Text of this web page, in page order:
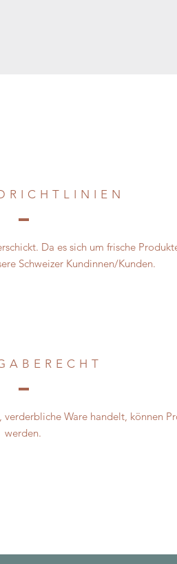
N
Da es sich um frische
Schweizer Kundinnen/Kunden.
T
Ware handelt, können
werden.